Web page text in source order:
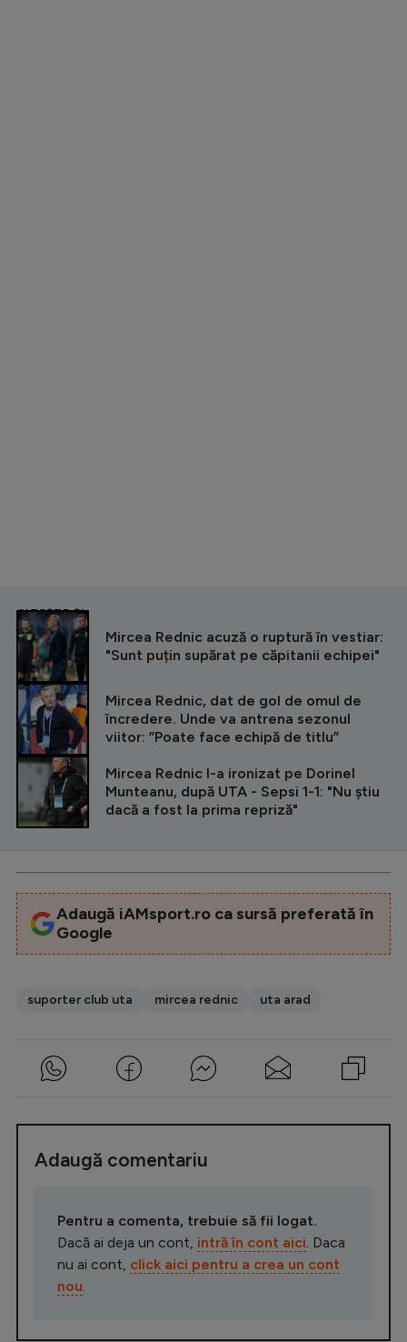
CITEȘTE ȘI
Mircea Rednic acuză o ruptură în vestiar:
"Sunt puțin supărat pe căpitanii echipei"
Mircea Rednic, dat de gol de omul de
încredere. Unde va antrena sezonul
viitor: ”Poate face echipă de titlu”
Mircea Rednic l-a ironizat pe Dorinel
Munteanu, după UTA - Sepsi 1-1: "Nu știu
dacă a fost la prima repriză"
Adaugă iAMsport.ro ca sursă preferată în
Google
suporter club uta mircea rednic uta arad
Adaugă comentariu
Pentru a comenta, trebuie să fii logat.
Dacă ai deja un cont, intră în cont aici . Daca
nu ai cont, click aici pentru a crea un cont
nou